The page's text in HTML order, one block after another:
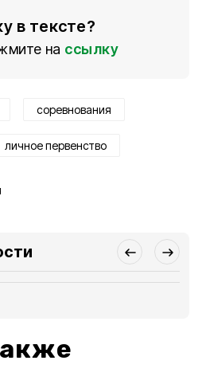
в тексте?
на ссылку
соревнования
личное первенство